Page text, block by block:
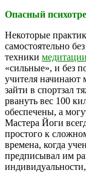
Опасный
Некоторые
самостоятельно
техники медитации
«сильные», и без
учителя начинают
зайти в спортзал
рвануть вес 100
обеспечены, а
Мастера Йоги
простого к
времена, когда
предписывал им